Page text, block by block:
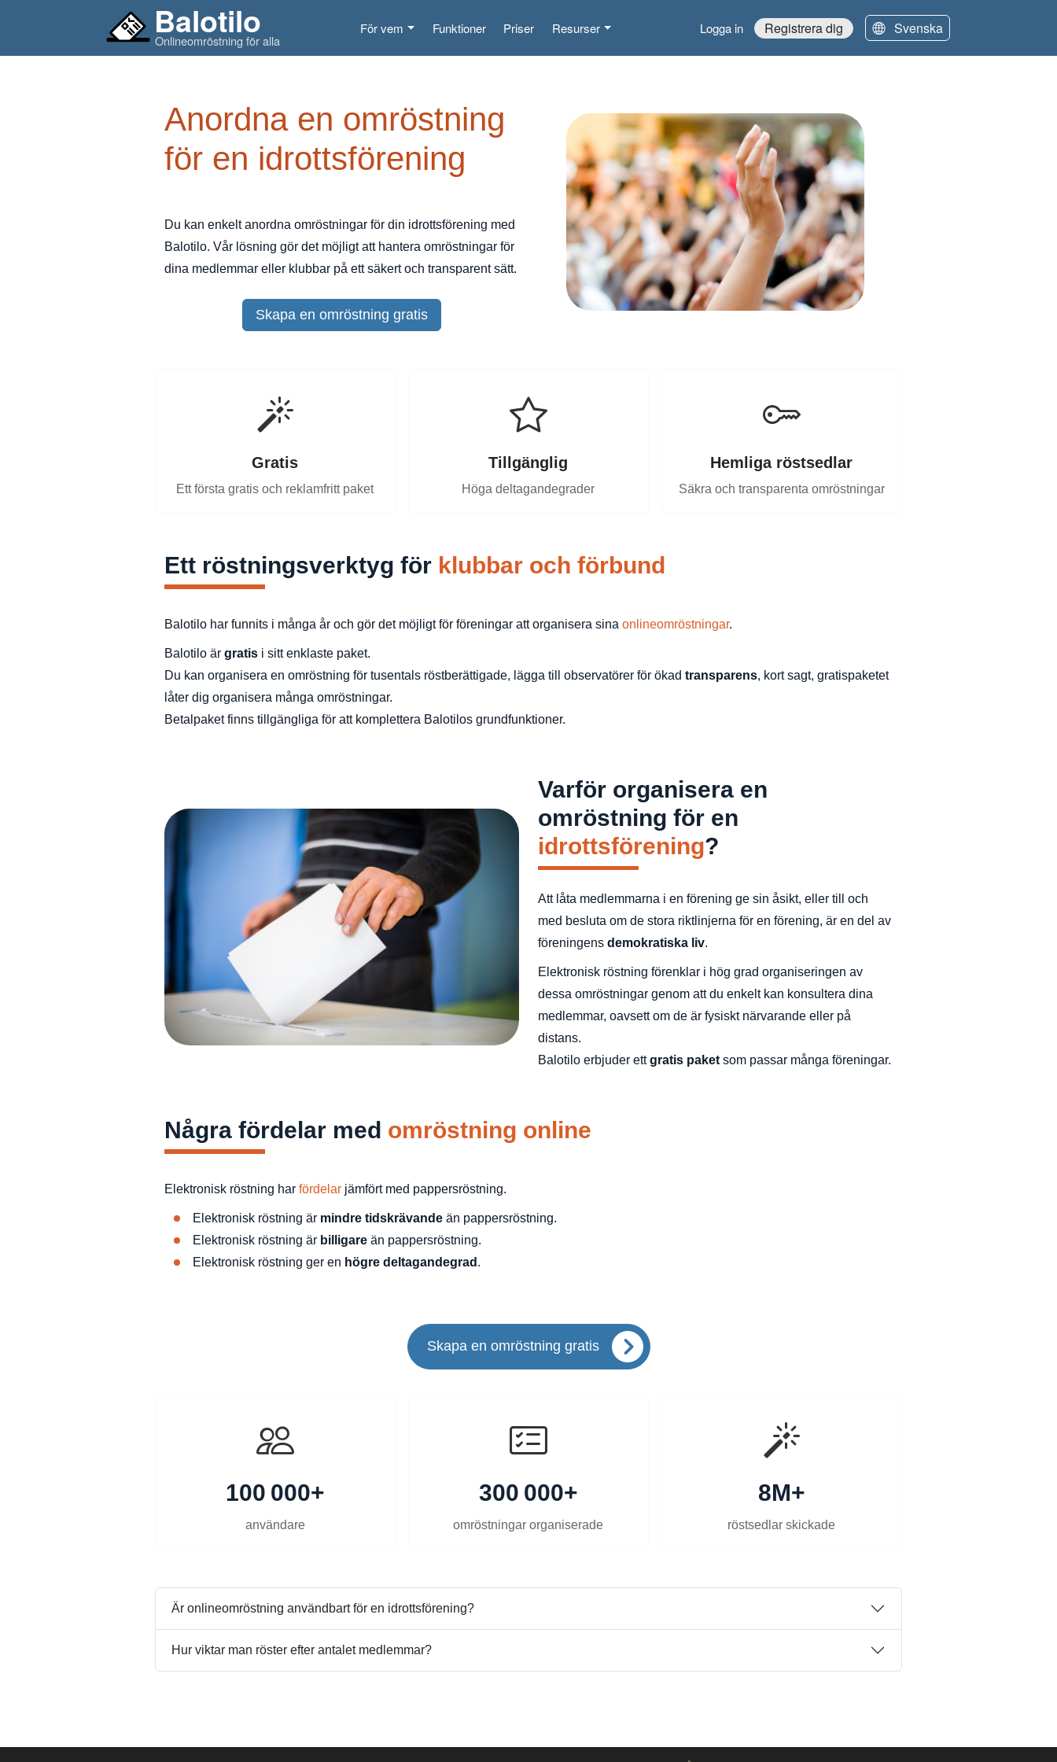
Balotilo
Onlineomröstning för alla
För vem Funktioner Priser Resurser Logga in Registrera dig Svenska
Anordna en omröstning
för en idrottsförening
Du kan enkelt anordna omröstningar för din idrottsförening med
Balotilo. Vår lösning gör det möjligt att hantera omröstningar för
dina medlemmar eller klubbar på ett säkert och transparent sätt.
Skapa en omröstning gratis
Gratis
Ett första gratis och reklamfritt paket
Tillgänglig
Höga deltagandegrader
Hemliga röstsedlar
Säkra och transparenta omröstningar
Ett röstningsverktyg för klubbar och förbund
Balotilo har funnits i många år och gör det möjligt för föreningar att organisera sina onlineomröstningar.
Balotilo är gratis i sitt enklaste paket.
Du kan organisera en omröstning för tusentals röstberättigade, lägga till observatörer för ökad transparens, kort sagt, gratispaketet
låter dig organisera många omröstningar.
Betalpaket finns tillgängliga för att komplettera Balotilos grundfunktioner.
Varför organisera en
omröstning för en
idrottsförening?
Att låta medlemmarna i en förening ge sin åsikt, eller till och
med besluta om de stora riktlinjerna för en förening, är en del av
föreningens demokratiska liv.
Elektronisk röstning förenklar i hög grad organiseringen av
dessa omröstningar genom att du enkelt kan konsultera dina
medlemmar, oavsett om de är fysiskt närvarande eller på
distans.
Balotilo erbjuder ettgratis paket som passar många föreningar.
Några fördelar med omröstning online
Elektronisk röstning har fördelar jämfört med pappersröstning.
Elektronisk röstning är mindre tidskrävande än pappersröstning.
Elektronisk röstning är billigare än pappersröstning.
Elektronisk röstning ger en högre deltagandegrad .
Skapa en omröstning gratis
100 000+
användare
300 000+
omröstningar organiserade
8M+
röstsedlar skickade
Är onlineomröstning användbart för en idrottsförening?
Hur viktar man röster efter antalet medlemmar?